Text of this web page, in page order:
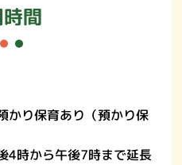
間
かり保育あり（預かり保
4時から午後7時まで延長